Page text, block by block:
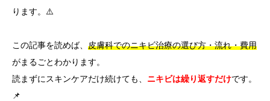
ります。⚠️
この記事を読めば、 皮膚科でのニキビ治療の選び方・流れ・費用
がまるごとわかります。
読まずにスキンケアだけ続けても、 ニキビは繰り返すだけです。
📌